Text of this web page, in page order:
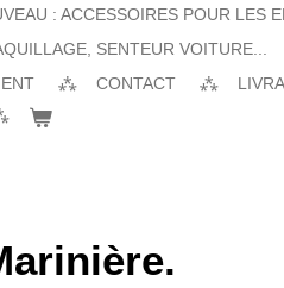
: ACCESSOIRES POUR LES
SENTEUR VOITURE...
CONTACT